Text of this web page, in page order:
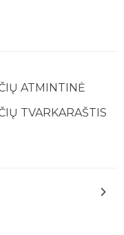
ATMINTINĖ
TVARKARAŠTIS